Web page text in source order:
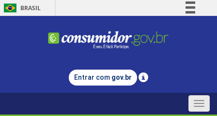
BRASIL
Comunica BR
Legislação
Entrar com gov.br
Toggle